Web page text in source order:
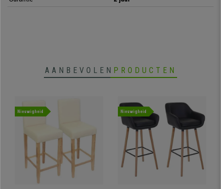
AANBEVOLEN PRODUCTEN
Nieuwigheid Nieuwigheid